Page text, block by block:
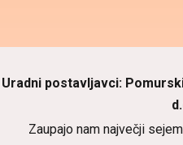
Uradni postavljavci:
Zaupajo nam največji